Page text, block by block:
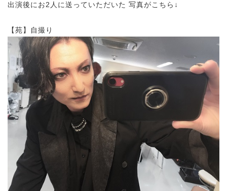
出演後にお2人に送っていただいた 写真がこちら↓
【苑】自撮り